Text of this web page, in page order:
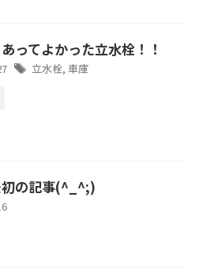
ってよかった立水栓！！
立水栓, 車庫
初の記事(^_^;)